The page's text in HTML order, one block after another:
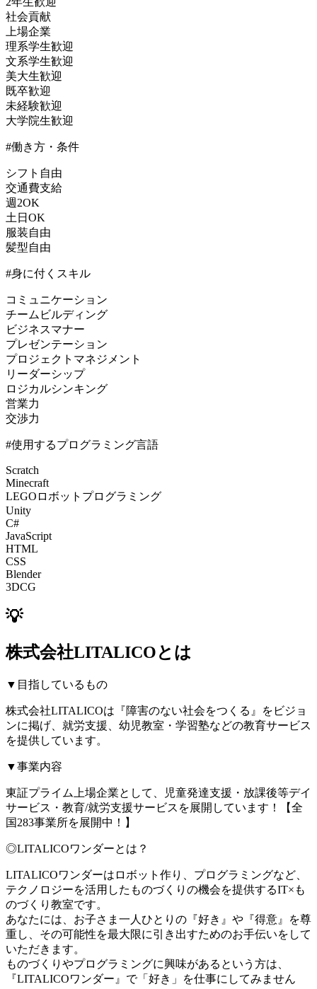
社会貢献
上場企業
理系学生歓迎
文系学生歓迎
美大生歓迎
既卒歓迎
未経験歓迎
大学院生歓迎
#働き方・条件
シフト自由
交通費支給
週2OK
土日OK
服装自由
髪型自由
#身に付くスキル
コミュニケーション
チームビルディング
ビジネスマナー
プレゼンテーション
プロジェクトマネジメント
リーダーシップ
ロジカルシンキング
営業力
交渉力
#使用するプログラミング言語
Scratch
Minecraft
LEGOロボットプログラミング
Unity
C#
JavaScript
HTML
CSS
Blender
3DCG
💡
株式会社LITALICOとは
▼目指しているもの
株式会社LITALICOは『障害のない社会をつくる』をビジョ
ンに掲げ、就労支援、幼児教室・学習塾などの教育サービス
を提供しています。
▼事業内容
東証プライム上場企業として、児童発達支援・放課後等デイ
サービス・教育/就労支援サービスを展開しています！【全
国283事業所を展開中！】
◎LITALICOワンダーとは？
LITALICOワンダーはロボット作り、プログラミングなど、
テクノロジーを活用したものづくりの機会を提供するIT×も
のづくり教室です。
あなたには、お子さま一人ひとりの『好き』や『得意』を尊
重し、その可能性を最大限に引き出すためのお手伝いをして
いただきます。
ものづくりやプログラミングに興味があるという方は、
『LITALICOワンダー』で「好き」を仕事にしてみません